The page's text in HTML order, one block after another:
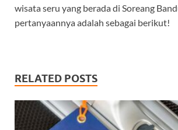
wisata seru yang berada di Soreang
pertanyaannya adalah sebagai berikut!
RELATED POSTS